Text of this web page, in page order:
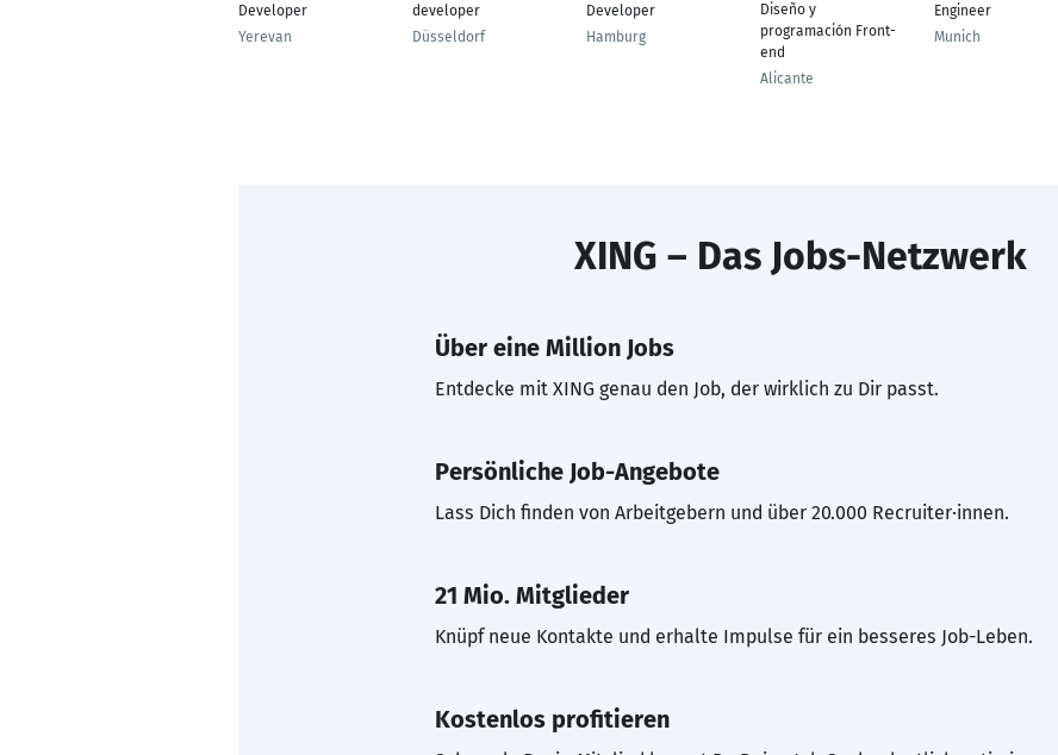
Developer
Yerevan
developer
Düsseldorf
Developer
Hamburg
Diseño y
programación Front-
end
Alicante
Engineer
Munich
XING – Das Jobs-Netzwerk
Über eine Million Jobs
Entdecke mit XING genau den Job, der wirklich zu Dir passt.
Persönliche Job-Angebote
Lass Dich finden von Arbeitgebern und über 20.000 Recruiter·innen.
21 Mio. Mitglieder
Knüpf neue Kontakte und erhalte Impulse für ein besseres Job-Leben.
Kostenlos profitieren